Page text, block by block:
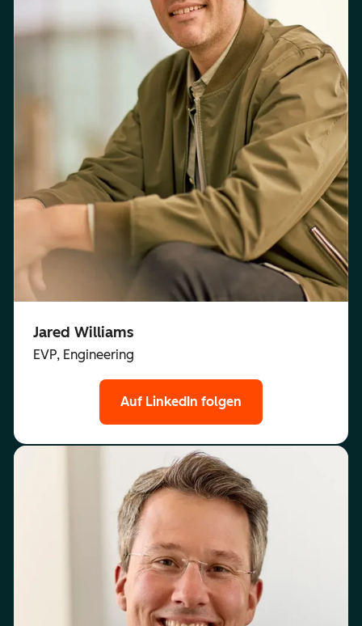
Jared Williams
EVP, Engineering
Auf LinkedIn folgen